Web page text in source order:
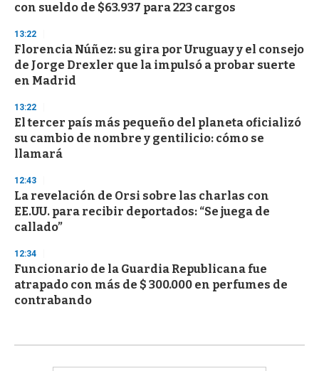
con sueldo de $63.937 para 223 cargos
13:22
Florencia Núñez: su gira por Uruguay y el consejo
de Jorge Drexler que la impulsó a probar suerte
en Madrid
13:22
El tercer país más pequeño del planeta oficializó
su cambio de nombre y gentilicio: cómo se
llamará
12:43
La revelación de Orsi sobre las charlas con
EE.UU. para recibir deportados: “Se juega de
callado”
12:34
Funcionario de la Guardia Republicana fue
atrapado con más de $ 300.000 en perfumes de
contrabando